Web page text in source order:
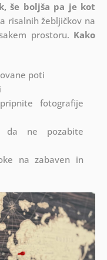
še boljša pa je kot
risalnih žebljičkov na
prostoru. Kako
poti
fotografije
da ne pozabite
na zabaven in